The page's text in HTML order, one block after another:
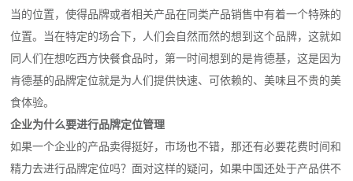
当的位置，使得品牌或者相关产品在同类产品销售中有着一个特殊的
位置。当在特定的场合下，人们会自然而然的想到这个品牌，这就如
同人们在想吃西方快餐食品时，第一时间想到的是肯德基，这是因为
肯德基的品牌定位就是为人们提供快速、可依赖的、美味且不贵的美
食体验。
企业为什么要进行品牌定位管理
如果一个企业的产品卖得挺好，市场也不错，那还有必要花费时间和
精力去进行品牌定位吗？面对这样的疑问，如果中国还处于产品供不